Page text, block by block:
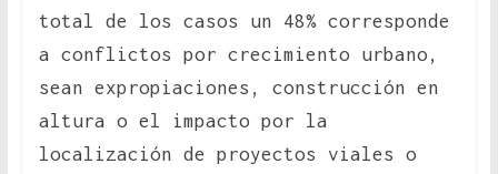
total de los casos un 48% corresponde
a conflictos por crecimiento urbano,
sean expropiaciones, construcción en
altura o el impacto por la
localización de proyectos viales o